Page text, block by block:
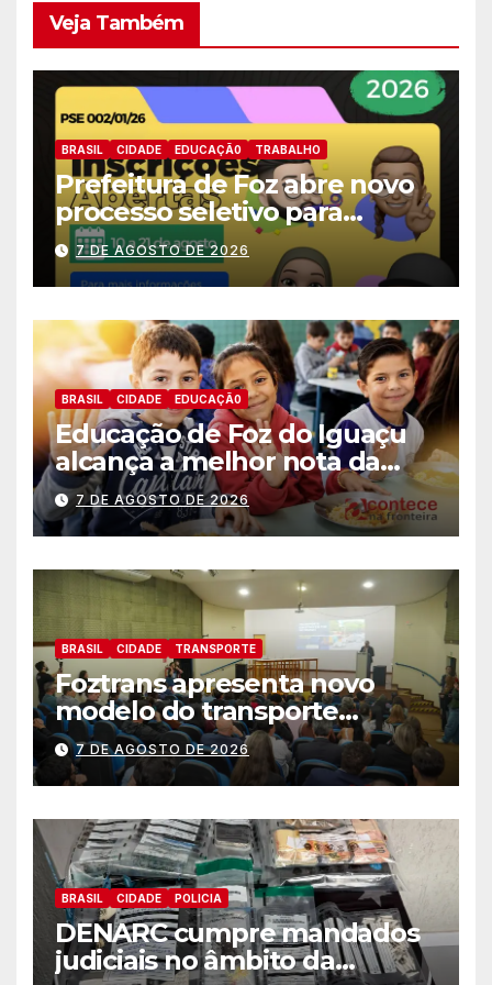
Veja Também
BRASIL CIDADE EDUCAÇÃ0 TRABALHO
Prefeitura de Foz abre novo
processo seletivo para
estagiários
7 DE AGOSTO DE 2026
BRASIL CIDADE EDUCAÇÃ0
Educação de Foz do Iguaçu
alcança a melhor nota da
história no IDEB
7 DE AGOSTO DE 2026
BRASIL CIDADE TRANSPORTE
Foztrans apresenta novo
modelo do transporte
coletivo em audiência
pública e avança para um
sistema mais moderno e
eficiente
7 DE AGOSTO DE 2026
BRASIL CIDADE POLICIA
DENARC cumpre mandados
judiciais no âmbito da